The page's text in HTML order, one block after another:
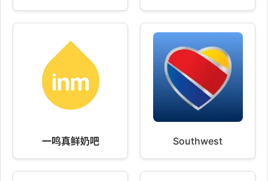
一鸣真鲜奶吧 Southwest